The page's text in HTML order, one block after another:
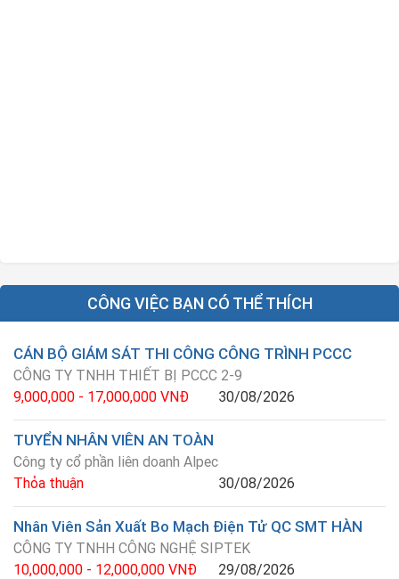
CÔNG VIỆC BẠN CÓ THỂ THÍCH
CÁN BỘ GIÁM SÁT THI CÔNG CÔNG TRÌNH PCCC
CÔNG TY TNHH THIẾT BỊ PCCC 2-9
9,000,000 - 17,000,000 VNĐ
30/08/2026
TUYỂN NHÂN VIÊN AN TOÀN
Công ty cổ phần liên doanh Alpec
Thỏa thuận
30/08/2026
Nhân Viên Sản Xuất Bo Mạch Điện Tử QC SMT HÀN
CÔNG TY TNHH CÔNG NGHỆ SIPTEK
10,000,000 - 12,000,000 VNĐ
29/08/2026